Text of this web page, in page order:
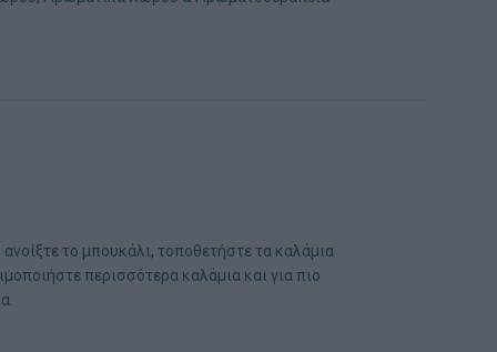
το μπουκάλι, τοποθετήστε τα καλάμια
περισσότερα καλάμια και για πιο